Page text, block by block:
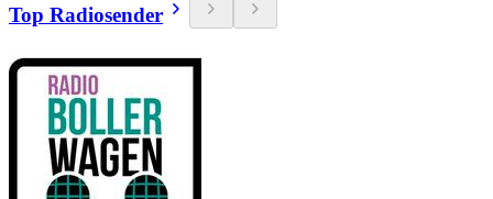
Top Radiosender